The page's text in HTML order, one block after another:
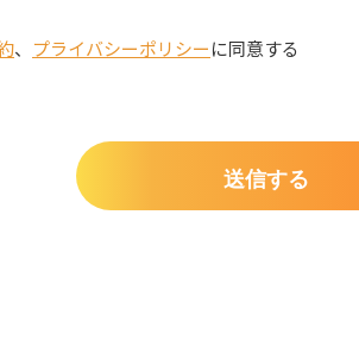
、 プライバシーポリシーに同意する
送信する